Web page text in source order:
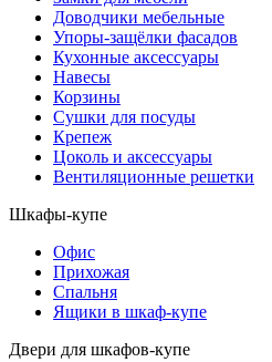
Доводчики мебельные
Упоры-защёлки фасадов
Кухонные аксессуары
Навесы
Корзины
Сушки для посуды
Крепеж
Цоколь и аксессуары
Вентиляционные решетки
Шкафы-купе
Офис
Прихожая
Спальня
Ящики в шкаф-купе
Двери для шкафов-купе